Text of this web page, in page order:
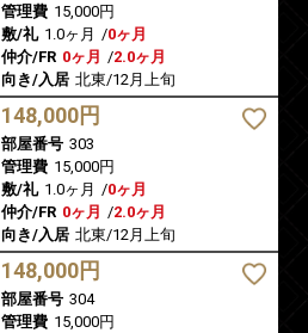
管理費 15,000円
敷/礼 1.0ヶ月 /0ヶ月
仲介/FR 0ヶ月 /2.0ヶ月
向き/入居 北東/12月上旬
148,000円
部屋番号 303
管理費 15,000円
敷/礼 1.0ヶ月 /0ヶ月
仲介/FR 0ヶ月 /2.0ヶ月
向き/入居 北東/12月上旬
148,000円
部屋番号 304
管理費 15,000円